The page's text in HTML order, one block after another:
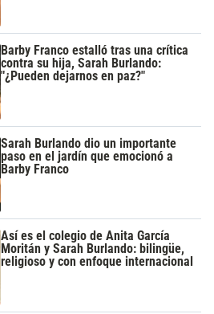
Barby Franco estalló tras una crítica
contra su hija, Sarah Burlando:
"¿Pueden dejarnos en paz?"
Sarah Burlando dio un importante
paso en el jardín que emocionó a
Barby Franco
Así es el colegio de Anita García
Moritán y Sarah Burlando: bilingüe,
religioso y con enfoque internacional